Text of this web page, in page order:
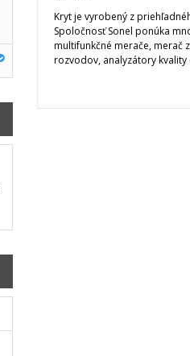
Kryt je vyrobený z
Spoločnosť Sonel ponúka
multifunkčné merače, merač
rozvodov, analyzátory